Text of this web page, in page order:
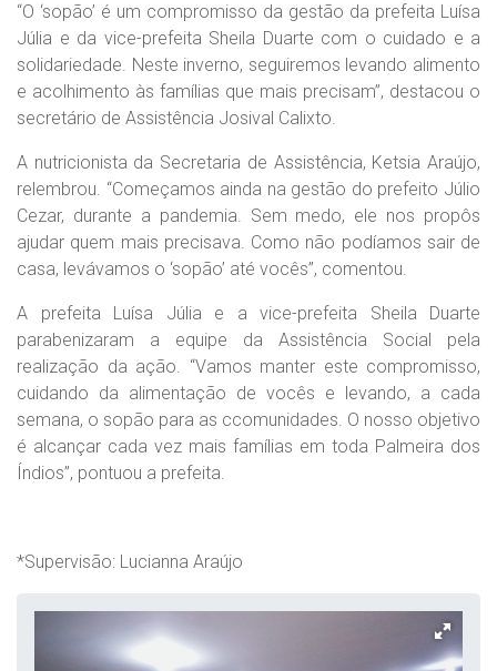
“O ‘sopão’ é um compromisso da gestão da prefeita Luísa
Júlia e da vice-prefeita Sheila Duarte com o cuidado e a
solidariedade. Neste inverno, seguiremos levando alimento
e acolhimento às famílias que mais precisam”, destacou o
secretário de Assistência Josival Calixto.
A nutricionista da Secretaria de Assistência, Ketsia Araújo,
relembrou. “Começamos ainda na gestão do prefeito Júlio
Cezar, durante a pandemia. Sem medo, ele nos propôs
ajudar quem mais precisava. Como não podíamos sair de
casa, levávamos o ‘sopão’ até vocês”, comentou.
A prefeita Luísa Júlia e a vice-prefeita Sheila Duarte
parabenizaram a equipe da Assistência Social pela
realização da ação. “Vamos manter este compromisso,
cuidando da alimentação de vocês e levando, a cada
semana, o sopão para as ccomunidades. O nosso objetivo
é alcançar cada vez mais famílias em toda Palmeira dos
Índios”, pontuou a prefeita.
*Supervisão: Lucianna Araújo